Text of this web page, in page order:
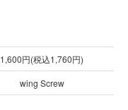
1,600円(税込1,760円)
wing Screw